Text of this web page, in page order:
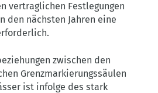
vertraglichen Festlegungen
den nächsten Jahren eine
zwischen den
Grenzmarkierungssäulen
ist infolge des stark